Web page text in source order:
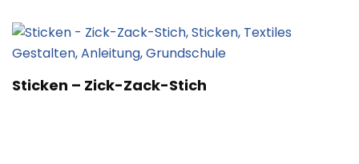
Sticken – Zick-Zack-Stich